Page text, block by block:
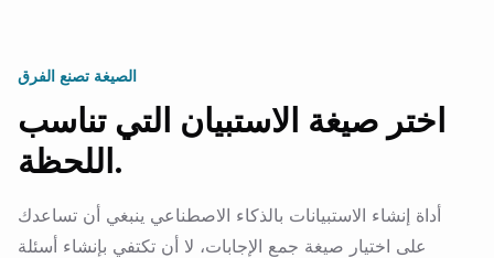
الصيغة تصنع الفرق
اختر صيغة الاستبيان التي تناسب
اللحظة.
أداة إنشاء الاستبيانات بالذكاء الاصطناعي ينبغي أن تساعدك
على اختيار صيغة جمع الإجابات، لا أن تكتفي بإنشاء أسئلة